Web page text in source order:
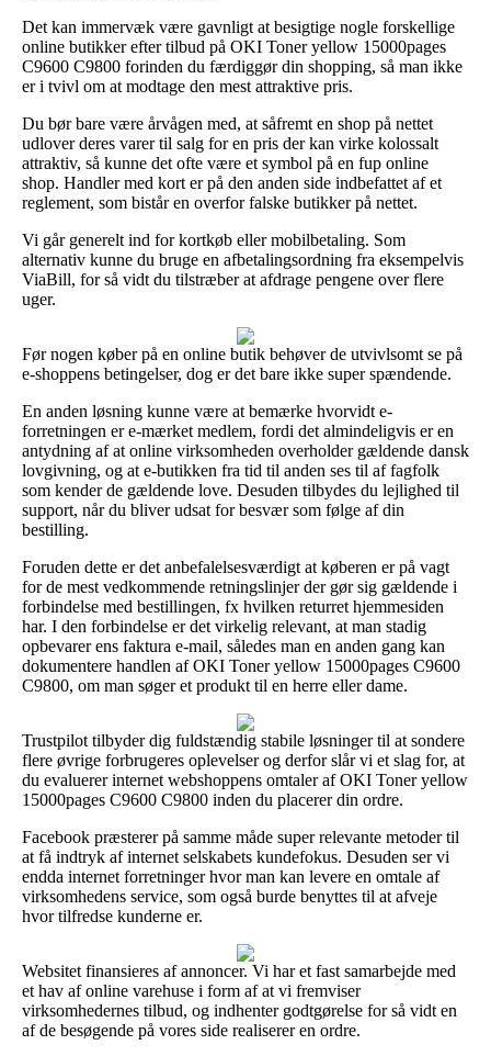
Det kan immervæk være gavnligt at besigtige nogle forskellige
online butikker efter tilbud på OKI Toner yellow 15000pages
C9600 C9800 forinden du færdiggør din shopping, så man ikke
er i tvivl om at modtage den mest attraktive pris.
Du bør bare være årvågen med, at såfremt en shop på nettet
udlover deres varer til salg for en pris der kan virke kolossalt
attraktiv, så kunne det ofte være et symbol på en fup online
shop. Handler med kort er på den anden side indbefattet af et
reglement, som bistår en overfor falske butikker på nettet.
Vi går generelt ind for kortkøb eller mobilbetaling. Som
alternativ kunne du bruge en afbetalingsordning fra eksempelvis
ViaBill, for så vidt du tilstræber at afdrage pengene over flere
uger.
Før nogen køber på en online butik behøver de utvivlsomt se på
e-shoppens betingelser, dog er det bare ikke super spændende.
En anden løsning kunne være at bemærke hvorvidt e-
forretningen er e-mærket medlem, fordi det almindeligvis er en
antydning af at online virksomheden overholder gældende dansk
lovgivning, og at e-butikken fra tid til anden ses til af fagfolk
som kender de gældende love. Desuden tilbydes du lejlighed til
support, når du bliver udsat for besvær som følge af din
bestilling.
Foruden dette er det anbefalelsesværdigt at køberen er på vagt
for de mest vedkommende retningslinjer der gør sig gældende i
forbindelse med bestillingen, fx hvilken returret hjemmesiden
har. I den forbindelse er det virkelig relevant, at man stadig
opbevarer ens faktura e-mail, således man en anden gang kan
dokumentere handlen af OKI Toner yellow 15000pages C9600
C9800, om man søger et produkt til en herre eller dame.
Trustpilot tilbyder dig fuldstændig stabile løsninger til at sondere
flere øvrige forbrugeres oplevelser og derfor slår vi et slag for, at
du evaluerer internet webshoppens omtaler af OKI Toner yellow
15000pages C9600 C9800 inden du placerer din ordre.
Facebook præsterer på samme måde super relevante metoder til
at få indtryk af internet selskabets kundefokus. Desuden ser vi
endda internet forretninger hvor man kan levere en omtale af
virksomhedens service, som også burde benyttes til at afveje
hvor tilfredse kunderne er.
Websitet finansieres af annoncer. Vi har et fast samarbejde med
et hav af online varehuse i form af at vi fremviser
virksomhedernes tilbud, og indhenter godtgørelse for så vidt en
af de besøgende på vores side realiserer en ordre.